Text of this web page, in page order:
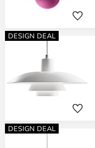
DESIGN DEAL
DESIGN DEAL